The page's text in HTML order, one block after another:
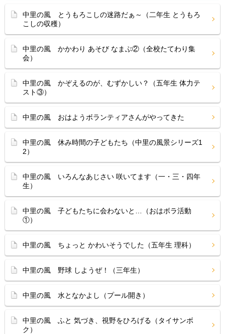
中里の風 とうもろこしの迷路だぁ～（二年生 とうもろ
こしの収穫）
中里の風 かかわり あそび なまぶ②（全校たてわり集
会）
中里の風 かぞえるのが、むずかしい？（五年生 体力テ
スト③）
中里の風 おはようボランティアさんがやってきた
中里の風 休み時間の子どもたち（中里の風景シリーズ1
2）
中里の風 いろんなあじさい 咲いてます（一・三・四年
生）
中里の風 子どもたちに会わないと…（おはボラ活動
①）
中里の風 ちょっと かわいそうでした（五年生 理科）
中里の風 野球 しようぜ！（三年生）
中里の風 水となかよし（プール開き）
中里の風 ふと 気づき、視野をひろげる（タイサンボ
ク）